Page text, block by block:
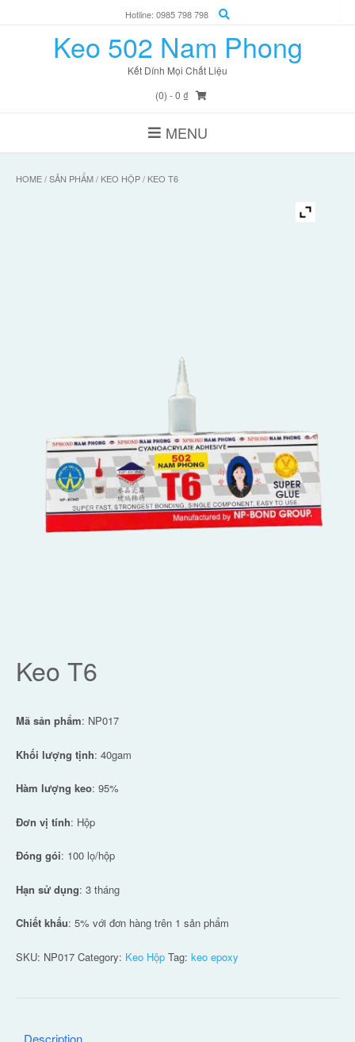
Hotline: 0985 798 798
Keo 502 Nam Phong
Kết Dính Mọi Chất Liệu
(0) - 0 ₫
MENU
HOME/SẢN PHẨM/ KEO HỘP/ KEO T6
Keo T6
Mã sản phẩm: NP017
Khối lượng tịnh: 40gam
Hàm lượng keo: 95%
Đơn vị tính: Hộp
Đóng gói: 100 lọ/hộp
Hạn sử dụng: 3 tháng
Chiết khấu: 5% với đơn hàng trên 1 sản phẩm
SKU: NP017 Category: Keo Hộp Tag: keo epoxy
Description